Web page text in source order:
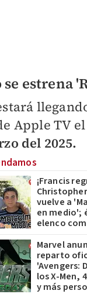
se estrena
Apple TV
del 2025.
¡Francis
vuelve a
en medio';
elenco
Marvel
reparto
'Avengers:
los X-Men,
y más